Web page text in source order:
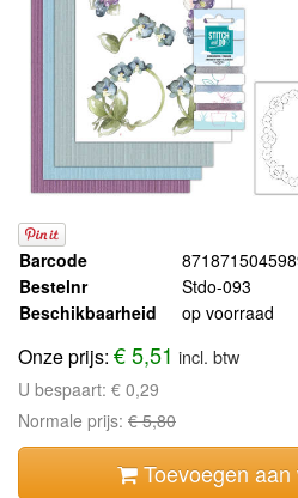
Barcode
Bestelnr
Stdo-093
Beschikbaarheid
op voorraad
Onze prijs: € 5,51 incl. btw
U bespaart: € 0,29
Normale prijs: € 5,80
Toevoegen aan